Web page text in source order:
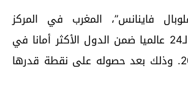
فاينانس”، المغرب في المركز
السادس عربيا والـ24 عالميا ضمن الدول الأكثر أمانا في
العالم لسنة 2021. وذلك بعد حصوله على نقطة قدرها